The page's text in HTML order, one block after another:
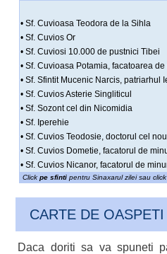
• Sf. Cuvioasa Teodora de la Sihla
• Sf. Cuvios Or
• Sf. Cuviosi 10.000 de pustnici Tibei
• Sf. Cuvioasa Potamia, facatoarea
• Sf. Sfintit Mucenic Narcis, patriarhul
• Sf. Cuvios Asterie Singliticul
• Sf. Sozont cel din Nicomidia
• Sf. Iperehie
• Sf. Cuvios Teodosie, doctorul cel nou
• Sf. Cuvios Dometie, facatorul de
• Sf. Cuvios Nicanor, facatorul de
Click pe sfintipentru Sinaxarul zilei sau click
CARTE DE OASPETI
Daca doriti sa va spuneti